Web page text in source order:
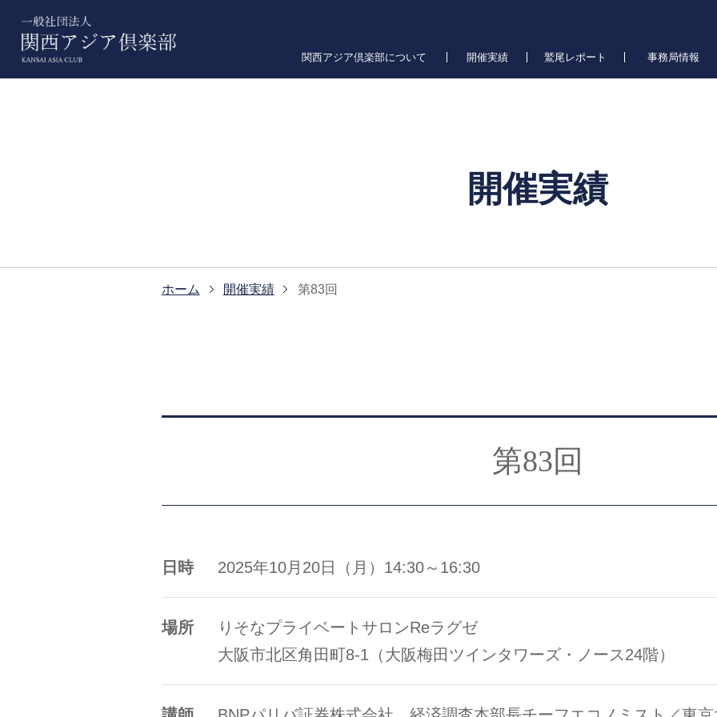
関西アジア倶楽部について 開催実績 鷲尾レポート 事務局情報
開催実績
ホーム 開催実績 第83回
第83回
日時 2025年10月20日（月）14:30～16:30
場所
りそなプライベートサロンReラグゼ
大阪市北区角田町8-1（大阪梅田ツインタワーズ・ノース24階）